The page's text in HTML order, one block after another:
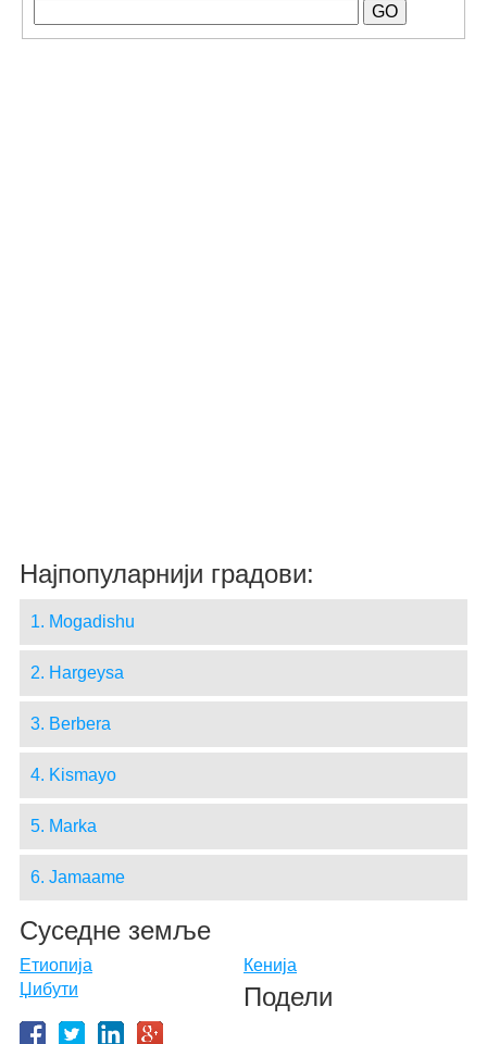
Најпопуларнији градови:
1. Mogadishu
2. Hargeysa
3. Berbera
4. Kismayo
5. Marka
6. Jamaame
Суседне земље
Етиопија
Кенија
Џибути
Подели